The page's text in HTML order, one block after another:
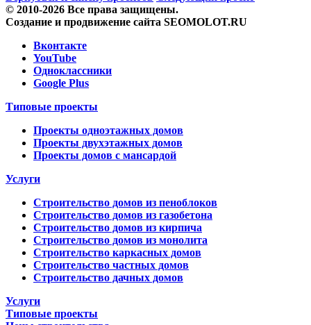
© 2010-2026 Все права защищены.
Создание и продвижение сайта SEOMOLOT.RU
Вконтакте
YouTube
Одноклассники
Google Plus
Типовые проекты
Проекты одноэтажных домов
Проекты двухэтажных домов
Проекты домов с мансардой
Услуги
Строительство домов из пеноблоков
Строительство домов из газобетона
Строительство домов из кирпича
Строительство домов из монолита
Строительство каркасных домов
Строительство частных домов
Строительство дачных домов
Услуги
Типовые проекты